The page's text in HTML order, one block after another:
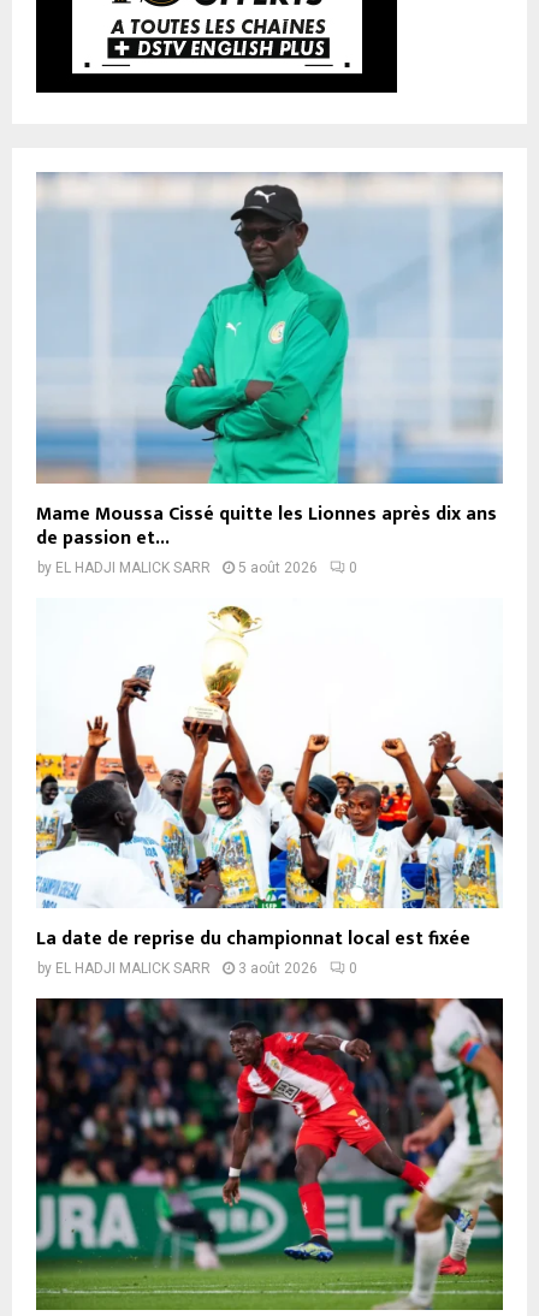
Mame Moussa Cissé quitte les Lionnes après dix ans
de passion et...
by EL HADJI MALICK SARR 5 août 2026 0
La date de reprise du championnat local est fixée
by EL HADJI MALICK SARR 3 août 2026 0